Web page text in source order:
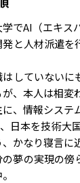
でAI（エキス
発と人材派遣
はしていない
、本人は相変
、情報システ
日本を技術大
かなり寝言に
夢の実現の傍